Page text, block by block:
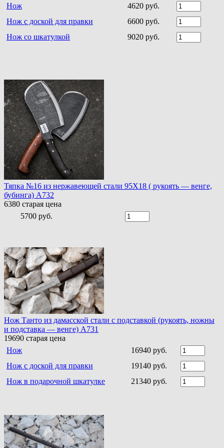
Нож
4620 руб.
Нож с доской для правки
6600 руб.
Нож со шкатулкой
9020 руб.
Тяпка №16 из нержавеющей стали 95Х18 ( рукоять — венге,
бубинга) A732
6380 старая цена
5700 руб.
Нож Танто из дамасской стали c подставкой (рукоять, ножны
и подставка — венге) A731
19690 старая цена
Нож
16940 руб.
Нож с доской для правки
19140 руб.
Нож в подарочной шкатулке
21340 руб.